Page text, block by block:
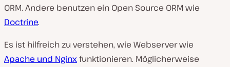
ORM. Andere benutzen ein Open Source ORM wie
Doctrine.
Es ist hilfreich zu verstehen, wie Webserver wie
Apache und Nginxfunktionieren. Möglicherweise